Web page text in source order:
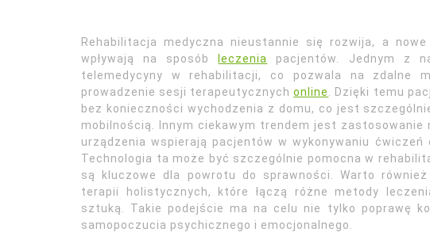
Rehabilitacja medyczna nieustannie się rozwija, a
wpływają na sposób
leczenia pacjentów. Jednym z
telemedycyny w rehabilitacji, co pozwala na zdalne
prowadzenie sesji terapeutycznychonline. Dzięki temu
bez konieczności wychodzenia z domu, co jest
mobilnością. Innym ciekawym trendem jest
urządzenia wspierają pacjentów w wykonywaniu
Technologia ta może być szczególnie pomocna w
są kluczowe dla powrotu do sprawności. Warto
terapii holistycznych, które łączą różne metody
sztuką. Takie podejście ma na celu nie tylko poprawę
samopoczucia psychicznego i emocjonalnego.